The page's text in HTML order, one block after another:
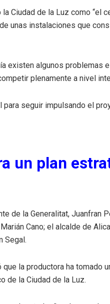
Ciudad de la Luz como “el
unas instalaciones que
existen algunos problemas
plenamente a nivel
seguir impulsando el
un plan
de la Generalitat, Juanfran
Cano; el alcalde de
Segal.
la productora ha tomado
de la Ciudad de la Luz.